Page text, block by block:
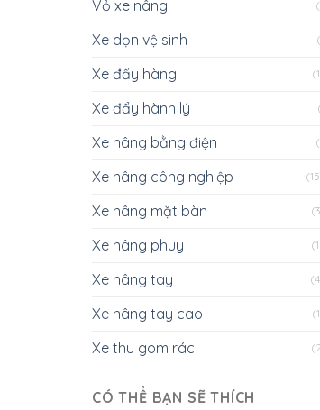
Vỏ xe nâng
Xe dọn vệ sinh
Xe đẩy hàng
Xe đẩy hành lý
Xe nâng bằng điện
Xe nâng công nghiệp
Xe nâng mặt bàn
Xe nâng phuy
Xe nâng tay
Xe nâng tay cao
Xe thu gom rác
CÓ THỂ BẠN SẼ THÍCH